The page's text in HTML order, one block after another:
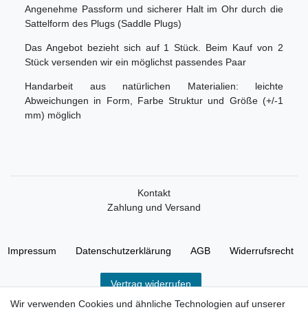
Angenehme Passform und sicherer Halt im Ohr durch die
Sattelform des Plugs (Saddle Plugs)
Das Angebot bezieht sich auf 1 Stück. Beim Kauf von 2
Stück versenden wir ein möglichst passendes Paar
Handarbeit aus natürlichen Materialien: leichte
Abweichungen in Form, Farbe Struktur und Größe (+/-1
mm) möglich
Kontakt
Zahlung und Versand
Impressum Daten­schutz­erklärung AGB Widerrufs­recht
Vertrag widerrufen
Wir verwenden Cookies und ähnliche Technologien auf unserer